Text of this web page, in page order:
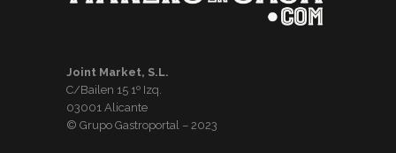
Joint Market, S.L.
C/Bailen 15 1º Izq.
03001 Alicante
© Grupo Gastroportal – 2023